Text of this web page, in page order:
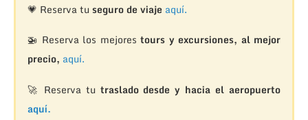
💗 Reserva tu seguro de viaje aquí.
🚁 Reserva los mejorestours y excursiones, al mejor
precio, aquí.
🚀 Reserva tu traslado desde y hacia el aeropuerto
aquí.